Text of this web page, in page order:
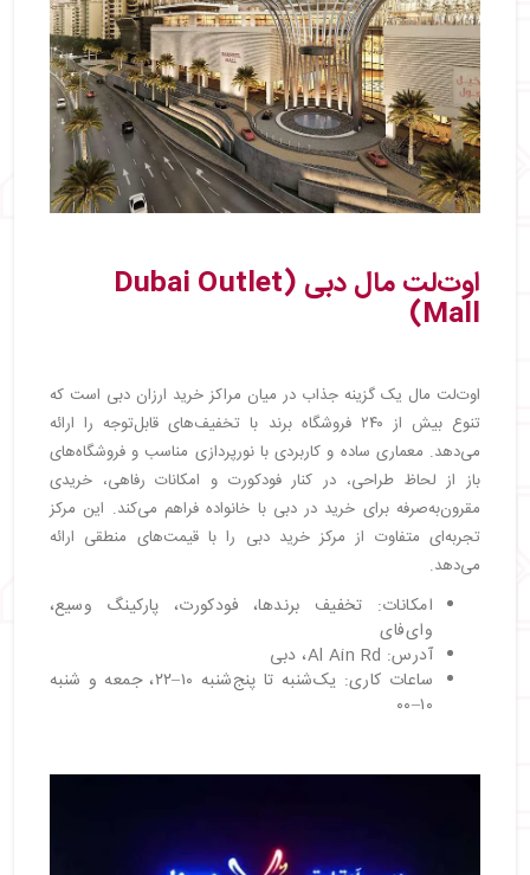
اوت‌لت مال دبی (Dubai Outlet
Mall)
اوت‌لت مال یک گزینه جذاب در میان مراکز خرید ارزان دبی است که
تنوع بیش از ۲۴۰ فروشگاه برند با تخفیف‌های قابل‌توجه را ارائه
می‌دهد. معماری ساده و کاربردی با نورپردازی مناسب و فروشگاه‌های
باز از لحاظ طراحی، در کنار فودکورت و امکانات رفاهی، خریدی
مقرون‌به‌صرفه برای خرید در دبی با خانواده فراهم می‌کند. این مرکز
تجربه‌ای متفاوت از مرکز خرید دبی را با قیمت‌های منطقی ارائه
می‌دهد.
امکانات: تخفیف برندها، فودکورت، پارکینگ وسیع،
وای‌فای
آدرس: Al Ain Rd، دبی
ساعات کاری: یک‌شنبه تا پنج‌شنبه ۱۰–۲۲، جمعه و شنبه
۱۰–۰۰